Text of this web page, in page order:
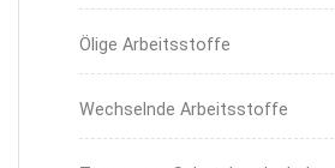
Ölige Arbeitsstoffe
Wechselnde Arbeitsstoffe